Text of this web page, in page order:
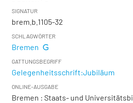
SIGNATUR
brem.b.1105-32
SCHLAGWÖRTER
Bremen
GATTUNGSBEGRIFF
Gelegenheitsschrift:Jubiläum
ONLINE-AUSGABE
Bremen : Staats- und